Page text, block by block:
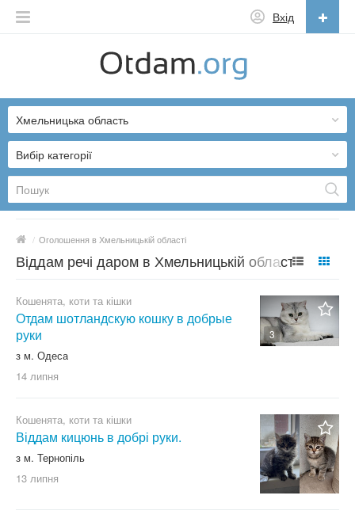
Вхід
English
Русский
Українська
Вибір категорії
Хмельницька область
/ Оголошення в Хмельницькій області
Віддам речі даром в Хмельницькій області
3
Кошенята, коти та кішки
Отдам шотландскую кошку в добрые
руки
з м. Одеса
14 липня
Кошенята, коти та кішки
Віддам кицюнь в добрі руки.
з м. Тернопіль
13 липня